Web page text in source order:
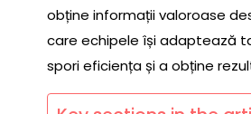
obține informații valoroase
care echipele își adaptează
spori eficiența și a obține